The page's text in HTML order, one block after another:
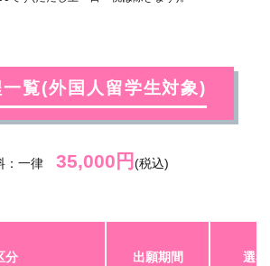
一覧(外国人留学生対象)
：一律 35,000円 (税込)
分 出願期間 選